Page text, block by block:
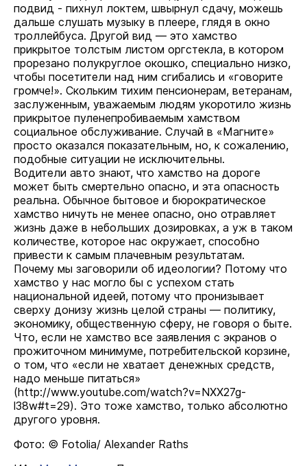
подвид - пихнул локтем, швырнул сдачу, можешь
дальше слушать музыку в плеере, глядя в окно
троллейбуса. Другой вид — это хамство
прикрытое толстым листом оргстекла, в котором
прорезано полукруглое окошко, специально низко,
чтобы посетители над ним сгибались и «говорите
громче!». Скольким тихим пенсионерам, ветеранам,
заслуженным, уважаемым людям укоротило жизнь
прикрытое пуленепробиваемым хамством
социальное обслуживание. Случай в «Магните»
просто оказался показательным, но, к сожалению,
подобные ситуации не исключительны.
Водители авто знают, что хамство на дороге
может быть смертельно опасно, и эта опасность
реальна. Обычное бытовое и бюрократическое
хамство ничуть не менее опасно, оно отравляет
жизнь даже в небольших дозировках, а уж в таком
количестве, которое нас окружает, способно
привести к самым плачевным результатам.
Почему мы заговорили об идеологии? Потому что
хамство у нас могло бы с успехом стать
национальной идеей, потому что пронизывает
сверху донизу жизнь целой страны — политику,
экономику, общественную сферу, не говоря о быте.
Что, если не хамство все заявления с экранов о
прожиточном минимуме, потребительской корзине,
о том, что «если не хватает денежных средств,
надо меньше питаться»
(http://www.youtube.com/watch?v=NXX27g-
l38w#t=29). Это тоже хамство, только абсолютно
другого уровня.
Фото: © Fotolia/ Alexander Raths